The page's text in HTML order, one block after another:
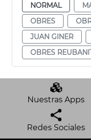
NORMAL
OBRES
JUAN GINER
OBRES
Nuestras Apps
Redes Sociales